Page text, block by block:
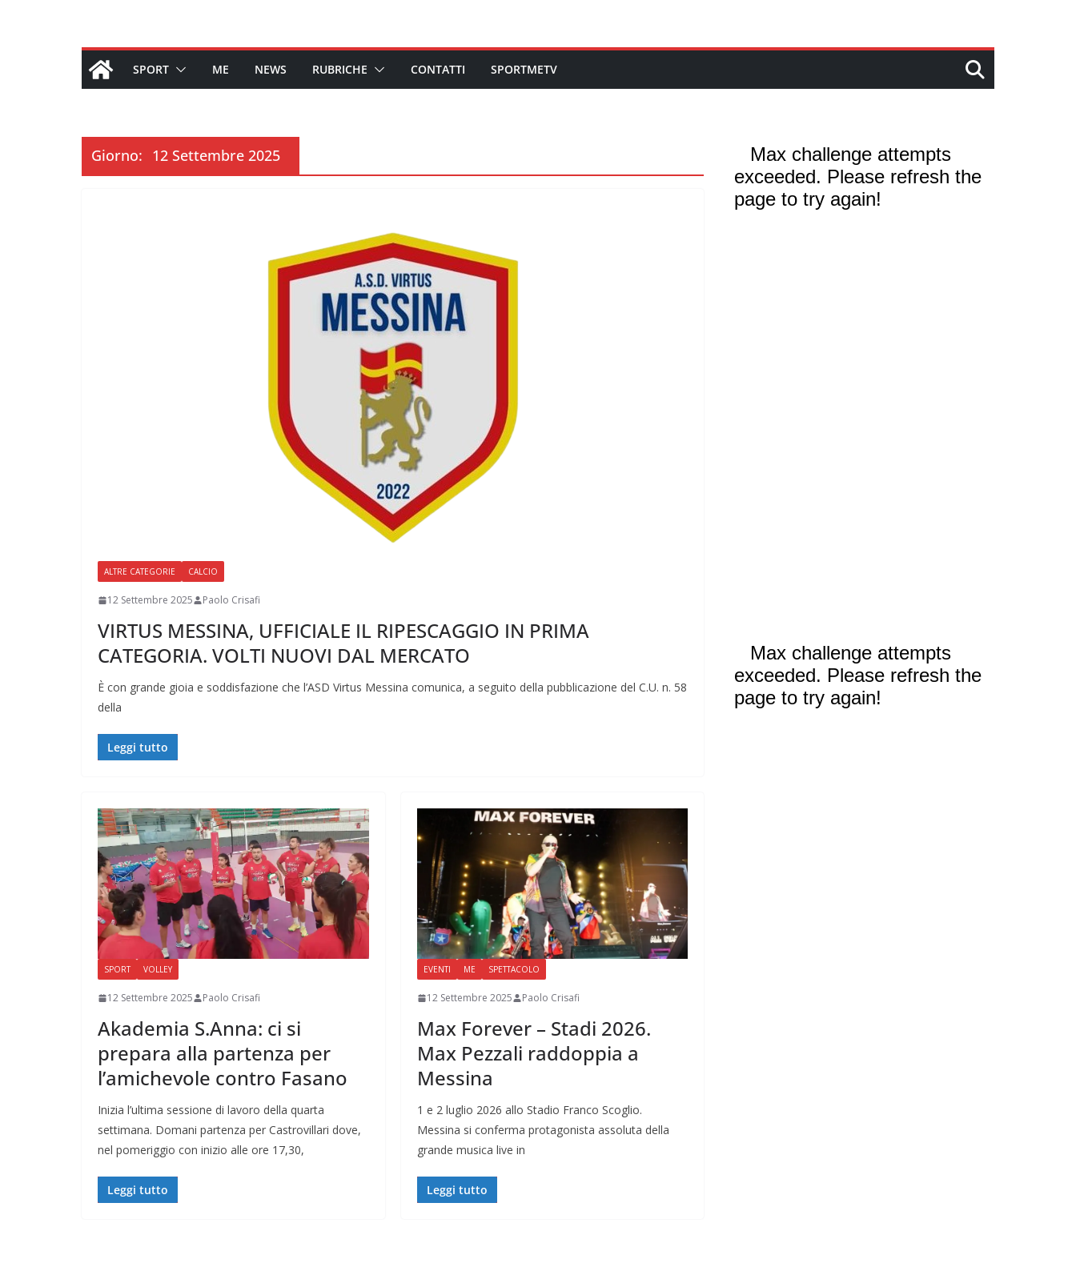
SPORT ME NEWS RUBRICHE CONTATTI SPORTMETV
Giorno: 12 Settembre 2025
ALTRE CATEGORIE CALCIO
12 Settembre 2025 Paolo Crisafi
VIRTUS MESSINA, UFFICIALE IL RIPESCAGGIO IN PRIMA
CATEGORIA. VOLTI NUOVI DAL MERCATO
È con grande gioia e soddisfazione che l’ASD Virtus Messina comunica, a seguito della pubblicazione del C.U. n. 58
della
Leggi tutto
SPORT VOLLEY
12 Settembre 2025 Paolo Crisafi
Akademia S.Anna: ci si
prepara alla partenza per
l’amichevole contro Fasano
Inizia l’ultima sessione di lavoro della quarta
settimana. Domani partenza per Castrovillari dove,
nel pomeriggio con inizio alle ore 17,30,
Leggi tutto
EVENTI ME SPETTACOLO
12 Settembre 2025 Paolo Crisafi
Max Forever – Stadi 2026.
Max Pezzali raddoppia a
Messina
1 e 2 luglio 2026 allo Stadio Franco Scoglio.
Messina si conferma protagonista assoluta della
grande musica live in
Leggi tutto